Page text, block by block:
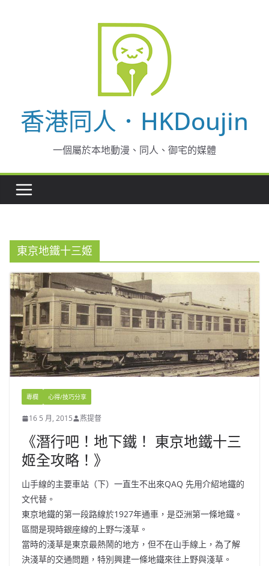
香港同人．HKDoujin
一個屬於本地動漫、同人、御宅的媒體
東京地鐵十三姬
專欄 心得/技巧分享
16 5 月, 2015 燕提督
《潛行吧！地下鐵！ 東京地鐵十三
姬全攻略！》
山手線的主要車站（下）一直生不出來QAQ 先用介紹地鐵的
文代替。
東京地鐵的第一段路線於1927年通車，是亞洲第一條地鐵。
區間是現時銀座線的上野⇋淺草。
當時的淺草是東京最熱鬧的地方，但不在山手線上，為了解
決淺草的交通問題，特別興建一條地鐵來往上野與淺草。